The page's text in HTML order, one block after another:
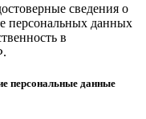
сведения о
персональных данных
в
персональные данные